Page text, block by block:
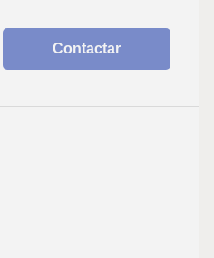
Contactar